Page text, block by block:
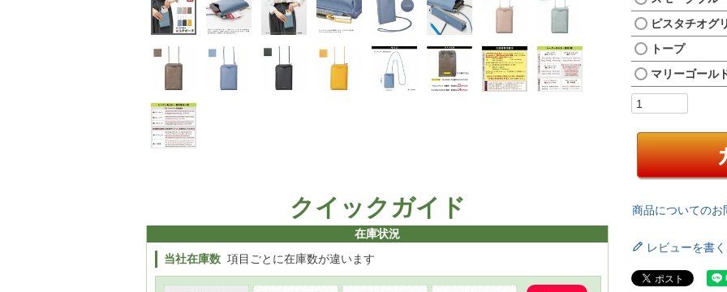
クイックガイド
在庫状況
当社在庫数 項目ごとに在庫数が違います
ピスタチオグ
トープ
マリーゴール
商品についてのお
レビューを書く